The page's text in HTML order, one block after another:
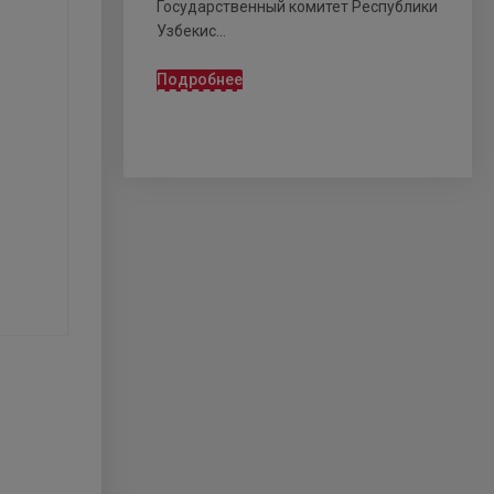
Государственный комитет Республики
Узбекис...
Подробнее